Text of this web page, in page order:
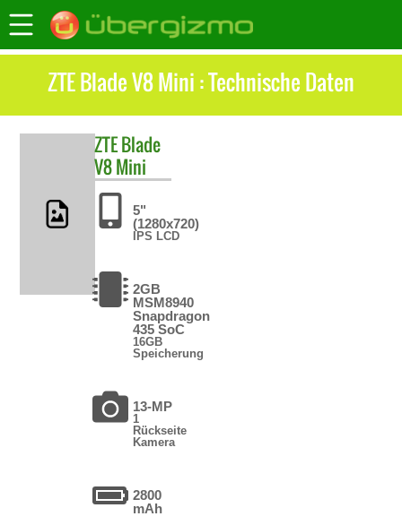
ZTE Blade V8 Mini : Technische Daten
ZTEBlade
V8 Mini
5"
(1280x720)
IPS LCD
2GB
MSM8940
Snapdragon
435 SoC
16GB
Speicherung
13-MP
1
Rückseite
Kamera
2800
mAh